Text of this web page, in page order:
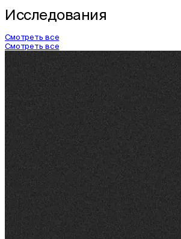
Исследования
Смотреть все
Смотреть все